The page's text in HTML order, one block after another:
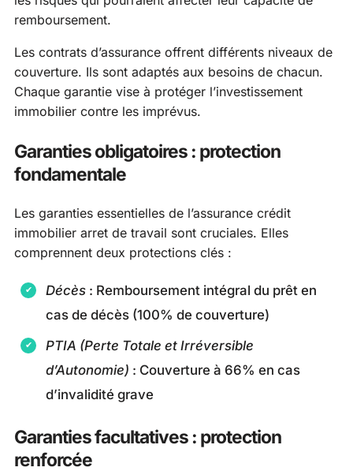
remboursement.
Les contrats d’assurance offrent différents niveaux de
couverture. Ils sont adaptés aux besoins de chacun.
Chaque garantie vise à protéger l’investissement
immobilier contre les imprévus.
Garanties obligatoires : protection
fondamentale
Les garanties essentielles de l’assurance crédit
immobilier arret de travail sont cruciales. Elles
comprennent deux protections clés :
Décès : Remboursement intégral du prêt en
cas de décès (100% de couverture)
PTIA (Perte Totale et Irréversible
d’Autonomie) : Couverture à 66% en cas
d’invalidité grave
Garanties facultatives : protection
renforcée